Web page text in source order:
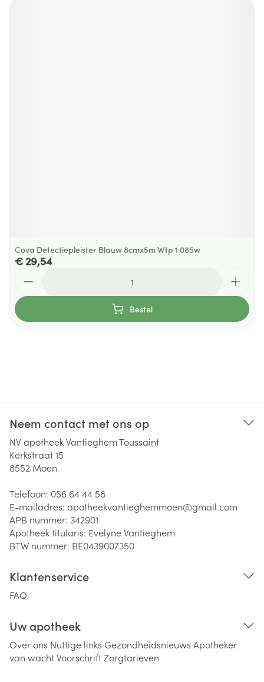
Cova Detectiepleister Blauw 8cmx5m Wtp 1 085w
€ 29,54
Bestel
Neem contact met ons op
NV apotheek Vantieghem Toussaint
Kerkstraat 15
8552 Moen
Telefoon: 056 64 44 58
E-mailadres: apotheekvantieghemmoen@gmail.com
APB nummer: 342901
Apotheek titularis: Evelyne Vantieghem
BTW nummer: BE0439007350
Klantenservice
FAQ
Uw apotheek
Over ons Nuttige links Gezondheidsnieuws Apotheker
van wachtVoorschriftZorgtarieven